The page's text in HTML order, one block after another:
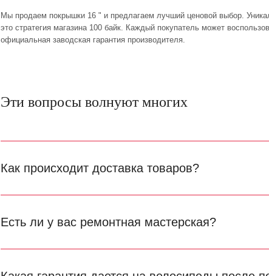
Мы продаем покрышки 16 " и предлагаем лучший ценовой выбор.
это стратегия магазина 100 байк. Каждый покупатель может
официальная заводская гарантия производителя.
Эти вопросы волнуют многих
Как происходит доставка товаров?
Есть ли у вас ремонтная мастерская?